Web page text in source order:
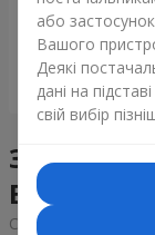
5 998 грн
Збірні
Вижниця
Сортування:
або
Вашого
Деякі
дані на
свій вибір